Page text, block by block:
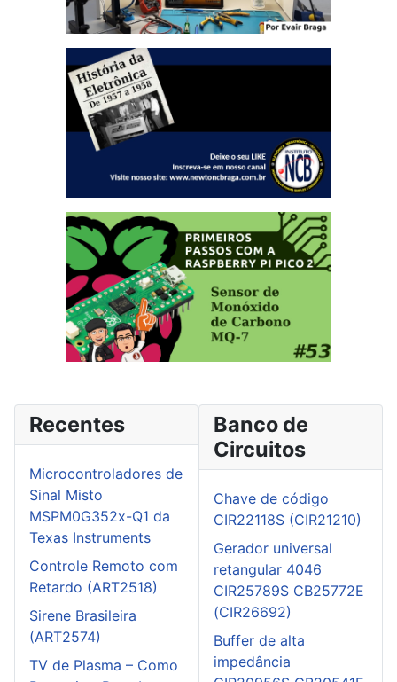
Recentes
Microcontroladores de
Sinal Misto
MSPM0G352x-Q1 da
Texas Instruments
Controle Remoto com
Retardo (ART2518)
Sirene Brasileira
(ART2574)
TV de Plasma – Como
Banco de
Circuitos
Chave de código
CIR22118S (CIR21210)
Gerador universal
retangular 4046
CIR25789S CB25772E
(CIR26692)
Buffer de alta
impedância